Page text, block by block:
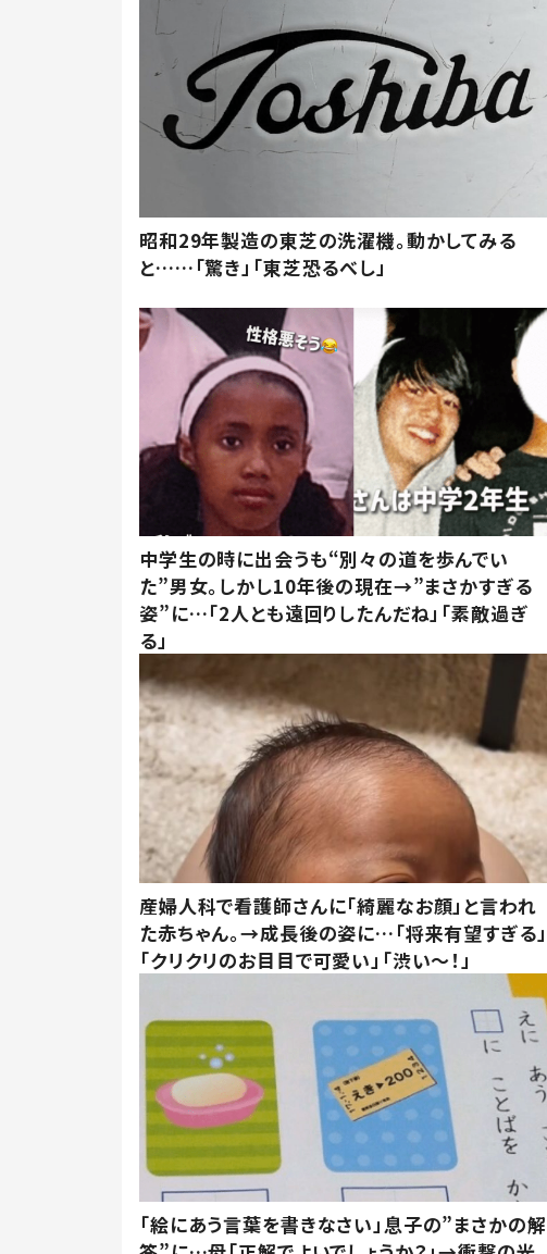
昭和29年製造の東芝の洗濯機。動かしてみる
と……「驚き」「東芝恐るべし」
中学生の時に出会うも“別々の道を歩んでい
た”男女。しかし10年後の現在→”まさかすぎる
姿”に…「2人とも遠回りしたんだね」「素敵過ぎ
る」
産婦人科で看護師さんに「綺麗なお顔」と言われ
た赤ちゃん。→成長後の姿に…「将来有望すぎる」
「クリクリのお目目で可愛い」「渋い～！」
「絵にあう言葉を書きなさい」息子の”まさかの解